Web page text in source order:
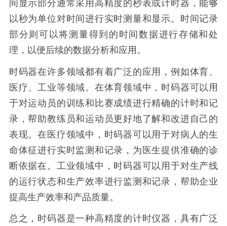
间显示部分通常采用高精度的秒表或计时器，能够
以秒为单位对时间进行实时测量和显示。时间记录
部分则可以将测量得到的时间数据进行存储和处
理，以便后续的数据分析和应用。
时码器在许多领域都有着广泛的应用，例如体育、
医疗、工业等领域。在体育领域中，时码器可以用
于对运动员的训练和比赛成绩进行精确的计时和记
录，帮助教练员和运动员更好地了解和改进自己的
表现。在医疗领域中，时码器可以用于对病人的生
命体征进行实时监测和记录，为医生提供准确的诊
断依据在。工业领域中，时码器可以用于对生产线
的运行状态和生产效率进行监测和记录，帮助企业
提高生产效率和产品质量。
总之，时码器是一种高精度的计时仪器，具有广泛